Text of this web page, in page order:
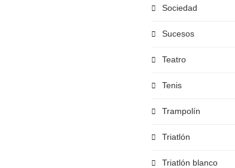
Sociedad
Sucesos
Teatro
Tenis
Trampolín
Triatlón
Triatlón blanco